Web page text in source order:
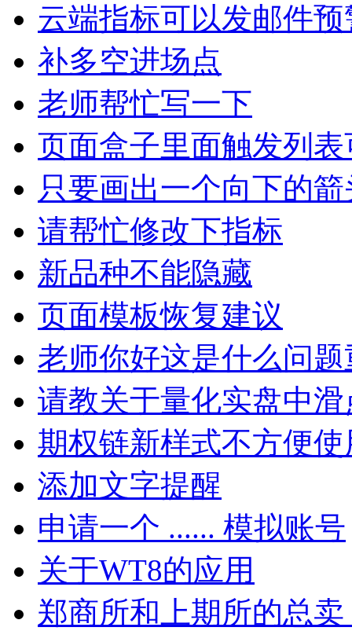
云端指标可以发邮件预
补多空进场点
老师帮忙写一下
页面盒子里面触发列
只要画出一个向下的
请帮忙修改下指标
新品种不能隐藏
页面模板恢复建议
老师你好这是什么问
请教关于量化实盘中
期权链新样式不方便
添加文字提醒
申请一个 ...... 模拟账号
关于WT8的应用
郑商所和上期所的总